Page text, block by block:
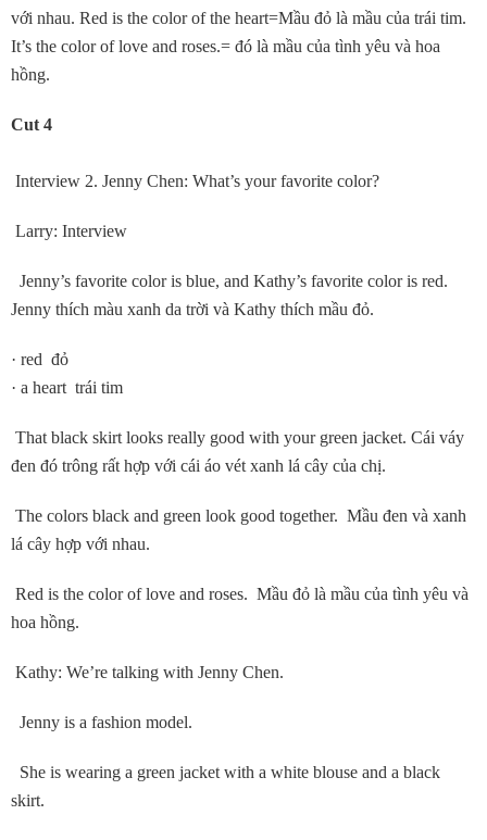
với nhau. Red is the color of the heart=Mầu đỏ là mầu của trái tim.
It’s the color of love and roses.= đó là mầu của tình yêu và hoa
hồng.
Cut 4
Interview 2. Jenny Chen: What’s your favorite color?
Larry: Interview
Jenny’s favorite color is blue, and Kathy’s favorite color is red.
Jenny thích màu xanh da trời và Kathy thích mầu đỏ.
· red đỏ
· a heart trái tim
That black skirt looks really good with your green jacket. Cái váy
đen đó trông rất hợp với cái áo vét xanh lá cây của chị.
The colors black and green look good together. Mầu đen và xanh
lá cây hợp với nhau.
Red is the color of love and roses. Mầu đỏ là mầu của tình yêu và
hoa hồng.
Kathy: We’re talking with Jenny Chen.
Jenny is a fashion model.
She is wearing a green jacket with a white blouse and a black
skirt.